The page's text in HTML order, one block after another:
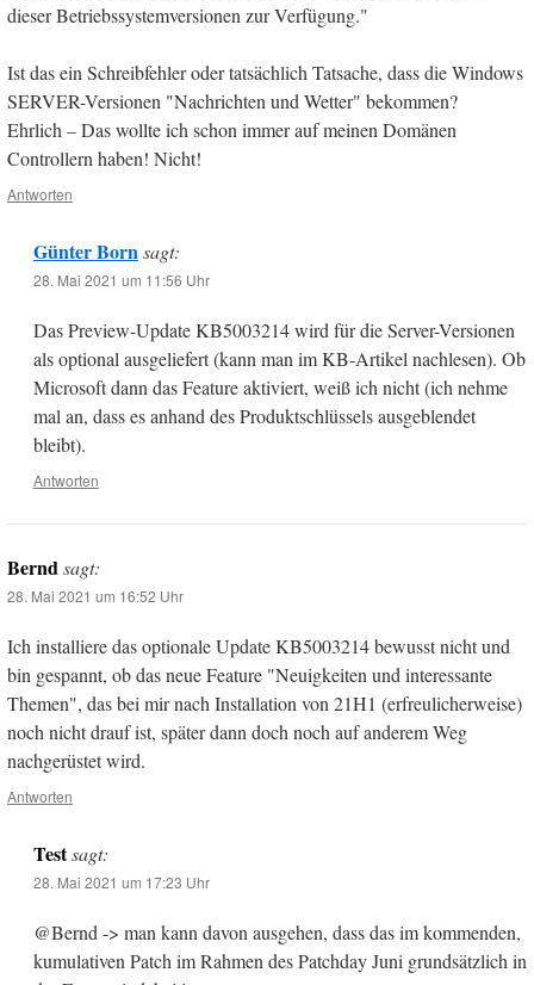
dieser Betriebssystemversionen zur Verfügung."
Ist das ein Schreibfehler oder tatsächlich Tatsache, dass die Windows
SERVER-Versionen "Nachrichten und Wetter" bekommen?
Ehrlich – Das wollte ich schon immer auf meinen Domänen
Controllern haben! Nicht!
Antworten
Günter Born sagt:
28. Mai 2021 um 11:56 Uhr
Das Preview-Update KB5003214 wird für die Server-Versionen
als optional ausgeliefert (kann man im KB-Artikel nachlesen). Ob
Microsoft dann das Feature aktiviert, weiß ich nicht (ich nehme
mal an, dass es anhand des Produktschlüssels ausgeblendet
bleibt).
Antworten
Berndsagt:
28. Mai 2021 um 16:52 Uhr
Ich installiere das optionale Update KB5003214 bewusst nicht und
bin gespannt, ob das neue Feature "Neuigkeiten und interessante
Themen", das bei mir nach Installation von 21H1 (erfreulicherweise)
noch nicht drauf ist, später dann doch noch auf anderem Weg
nachgerüstet wird.
Antworten
Test sagt:
28. Mai 2021 um 17:23 Uhr
@Bernd -> man kann davon ausgehen, dass das im kommenden,
kumulativen Patch im Rahmen des Patchday Juni grundsätzlich in